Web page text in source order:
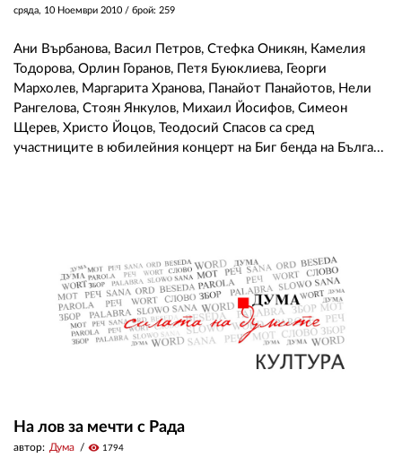
сряда, 10 Ноември 2010 / брой: 259
Ани Върбанова, Васил Петров, Стефка Оникян, Камелия
Тодорова, Орлин Горанов, Петя Буюклиева, Георги
Мархолев, Маргарита Хранова, Панайот Панайотов, Нели
Рангелова, Стоян Янкулов, Михаил Йосифов, Симеон
Щерев, Христо Йоцов, Теодосий Спасов са сред
участниците в юбилейния концерт на Биг бенда на Бълга...
На лов за мечти с Рада
автор: Дума visibility 1794